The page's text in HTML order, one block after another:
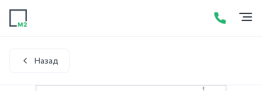
Контакты
+7 (423) 275-52-01 Написать в WhatsApp
Назад